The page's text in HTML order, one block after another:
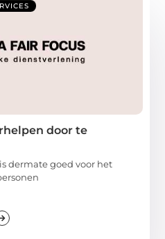
door te
dermate goed voor het